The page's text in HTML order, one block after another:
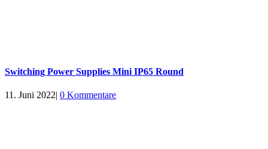
Switching Power Supplies Mini IP65 Round
11. Juni 2022| 0 Kommentare